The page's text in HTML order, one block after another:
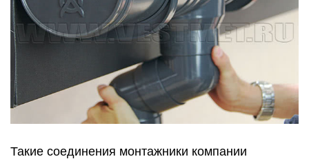
Такие соединения монтажники компании